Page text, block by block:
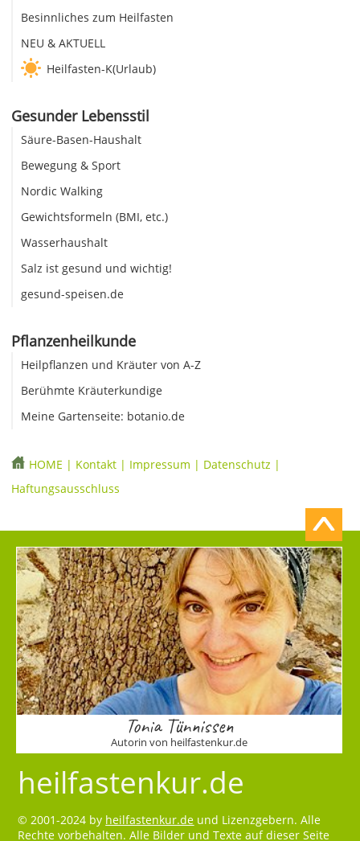
Besinnliches zum Heilfasten
NEU & AKTUELL
Heilfasten-K(Urlaub)
Gesunder Lebensstil
Säure-Basen-Haushalt
Bewegung & Sport
Nordic Walking
Gewichtsformeln (BMI, etc.)
Wasserhaushalt
Salz ist gesund und wichtig!
gesund-speisen.de
Pflanzenheilkunde
Heilpflanzen und Kräuter von A-Z
Berühmte Kräuterkundige
Meine Gartenseite: botanio.de
HOME | Kontakt | Impressum | Datenschutz |
Haftungsausschluss
Tonia Tünnissen
Autorin von heilfastenkur.de
heilfastenkur.de
© 2001-2024 by heilfastenkur.de und Lizenzgebern. Alle
Rechte vorbehalten. Alle Bilder und Texte auf dieser Seite